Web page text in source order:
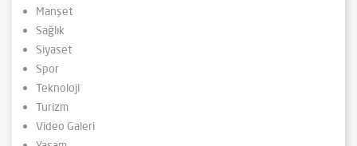
Manşet
Sağlık
Siyaset
Spor
Teknoloji
Turizm
Video Galeri